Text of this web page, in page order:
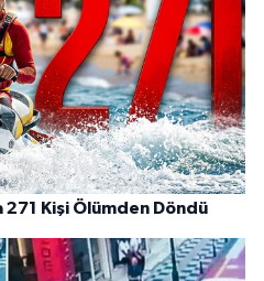
271 Kişi Ölümden Döndü